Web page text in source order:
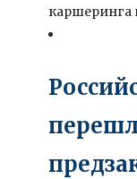
каршеринга